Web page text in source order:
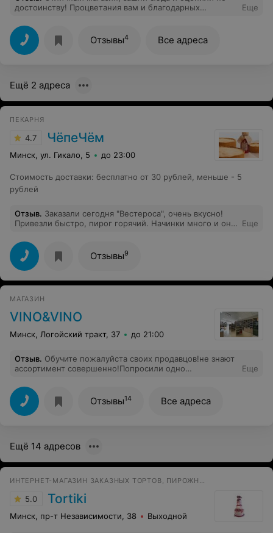
достоинству! Процветания вам и благодарных
Еще
Отзывы4 Все адреса
Ещё 2 адреса
ПЕКАРНЯ
4.7 ЧёпеЧём
Минск, ул. Гикало, 5 до 23:00
Стоимость доставки: бесплатно от 30 рублей, меньше - 5
рублей
Отзыв. Заказали сегодня "Вестероса", очень вкусно!
Привезли быстро, пирог горячий. Начинки много и она
а цветная капуста особую овощную нотку. Приятно
удивлены и будем заказывать ещё! Спасибо!
Еще
Отзывы9
МАГАЗИН
VINO&VINO
Минск, Логойский тракт, 37 до 21:00
Отзыв. Обучите пожалуйста своих продавцов!не знают
ассортимент совершенно!Попросили одно
итоге продали фильтрованное и какую-то ерунду за 12
р не являющейся шоколадным статутом!!! ощущение
что молодой человек который нас консультировал ,
ничего не знает!
Еще
Отзывы14 Все адреса
Ещё 14 адресов
ИНТЕРНЕТ-МАГАЗИН ЗАКАЗНЫХ ТОРТОВ, ПИРОЖНЫХ И КАРАВАЕВ
5.0 Tortiki
Минск, пр-т Независимости, 38 Выходной